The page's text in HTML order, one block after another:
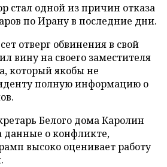
стал одной из причин отказа
по Ирану в последние дни.
отверг обвинения в свой
вину на своего заместителя
который якобы не
полную информацию о
Белого дома Каролин
данные о конфликте,
высоко оценивает работу